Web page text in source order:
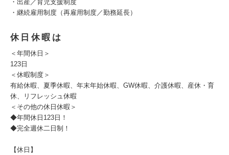
・出産／育児支援制度
・継続雇用制度（再雇用制度／勤務延長）
休日休暇は
＜年間休日＞
123日
＜休暇制度＞
有給休暇、夏季休暇、年末年始休暇、GW休暇、介護休暇、産休・育
休、リフレッシュ休暇
＜その他の休日休暇＞
◆年間休日123日！
◆完全週休二日制！
【休日】